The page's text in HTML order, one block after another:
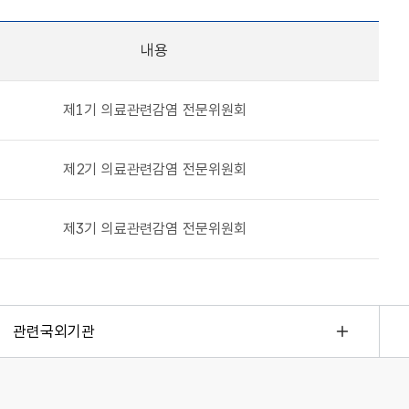
내용
제1기 의료관련감염 전문위원회
제2기 의료관련감염 전문위원회
제3기 의료관련감염 전문위원회
관련국외기관